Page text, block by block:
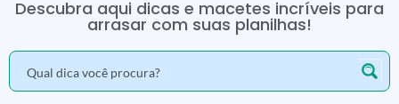
Descubra aqui dicas e macetes incríveis para
arrasar com suas planilhas!